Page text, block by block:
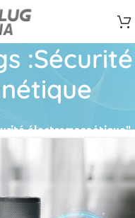
:Sécurité
électromagnétique"